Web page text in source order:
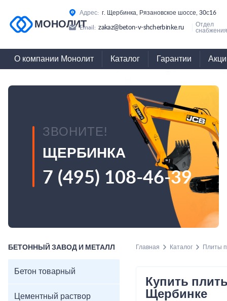
МОНОЛИТ
Адрес: г. Щербинка, Рязановское шоссе, 30с16
Email: zakaz@beton-v-shcherbinke.ru
Отдел
О компании Монолит Каталог Гарантии
ЗВОНИТЕ!
ЩЕРБИНКА
7 (495) 108-46-39
БЕТОННЫЙ ЗАВОД И МЕТАЛЛ
Бетон товарный
Цементный раствор
Главная Каталог Плиты
Купить
Щербинке